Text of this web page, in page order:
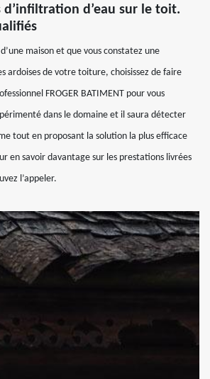
d’infiltration d’eau sur le toit.
maison et que vous constatez une
ardoises de votre toiture, choisissez de faire
FROGER BATIMENT pour vous
dans le domaine et il saura détecter
tout en proposant la solution la plus efficace
en savoir davantage sur les prestations livrées
l’appeler.